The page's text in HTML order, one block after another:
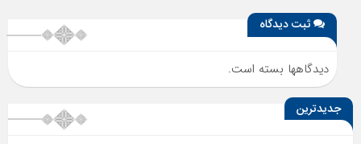
ثبت دیدگاه
دیدگاهها بسته است.
جدیدترین